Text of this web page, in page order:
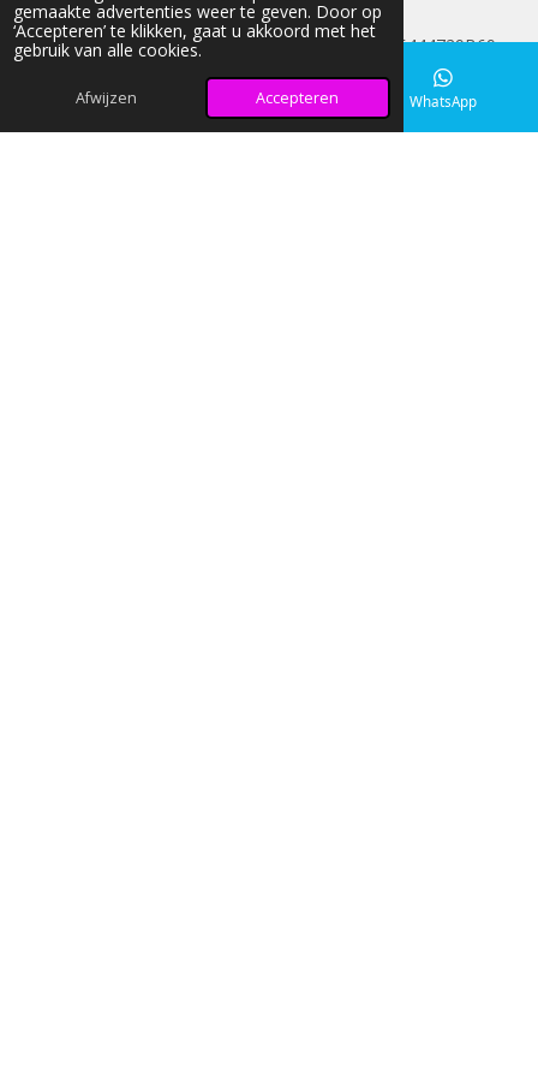
gemaakte advertenties weer te geven. Door op
‘Accepteren’ te klikken, gaat u akkoord met het
gebruik van alle cookies.
Afwijzen Accepteren
FAQ
© 2026 light-nd-glow KVK: 42033026 BTW:NL005444729B69
Alle prijzen op onze website zijn Inclusief BTW
E-mailadres Instagram WhatsApp